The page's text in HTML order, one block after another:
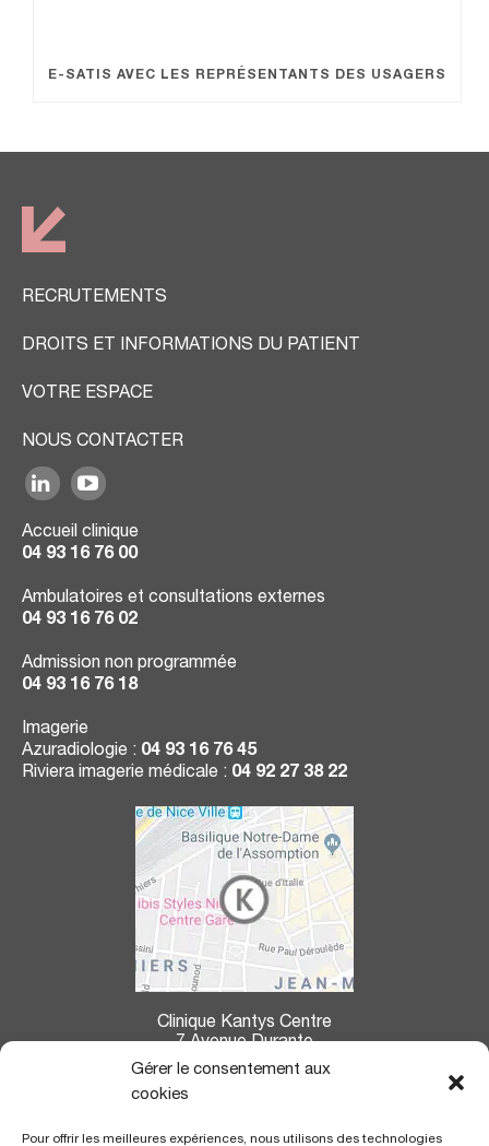
Gérer le consentement aux
cookies
Pour offrir les meilleures expériences, nous utilisons des technologies
E-SATIS AVEC LES REPRÉSENTANTS DES USAGERS
RECRUTEMENTS
DROITS ET INFORMATIONS DU PATIENT
VOTRE ESPACE
NOUS CONTACTER
Accueil clinique
04 93 16 76 00
Ambulatoires et consultations externes
04 93 16 76 02
Admission non programmée
04 93 16 76 18
Imagerie
Azuradiologie : 04 93 16 76 45
Riviera imagerie médicale : 04 92 27 38 22
Clinique Kantys Centre
7 Avenue Durante
06004 Nice